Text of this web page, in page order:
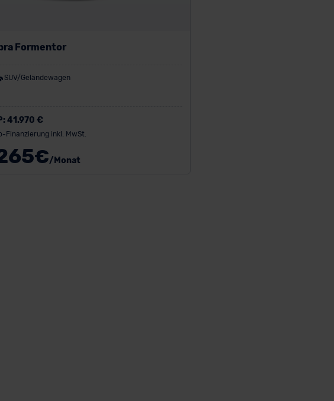
Formentor
SUV/Geländewagen
41.970 €
Finanzierung inkl. MwSt.
€/Monat